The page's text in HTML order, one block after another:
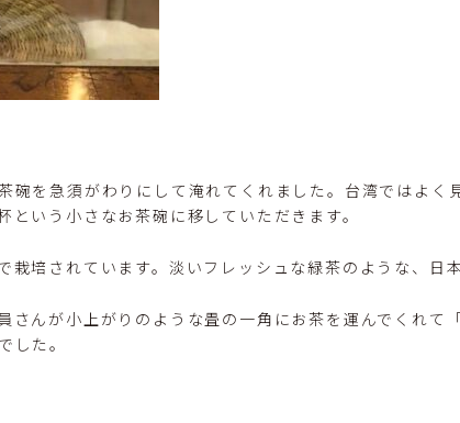
碗を急須がわりにして淹れてくれました。台湾ではよく
いう小さなお茶碗に移していただきます。
栽培されています。淡いフレッシュな緑茶のような、日
さんが小上がりのような畳の一角にお茶を運んでくれて
した。